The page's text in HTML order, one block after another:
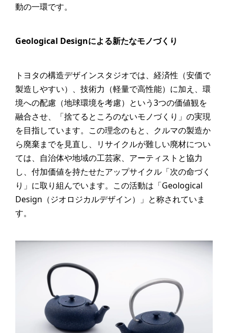
動の一環です。
Geological Designによる新たなモノづくり
トヨタの構造デザインスタジオでは、経済性（安価で
製造しやすい）、技術力（軽量で高性能）に加え、環
境への配慮（地球環境を考慮）という3つの価値観を
融合させ、「捨てるところのないモノづくり」の実現
を目指しています。この理念のもと、クルマの製造か
ら廃棄までを見直し、リサイクルが難しい廃材につい
ては、自治体や地域の工芸家、アーティストと協力
し、付加価値を持たせたアップサイクル「次の命づく
り」に取り組んでいます。この活動は「Geological
Design（ジオロジカルデザイン）」と称されていま
す。